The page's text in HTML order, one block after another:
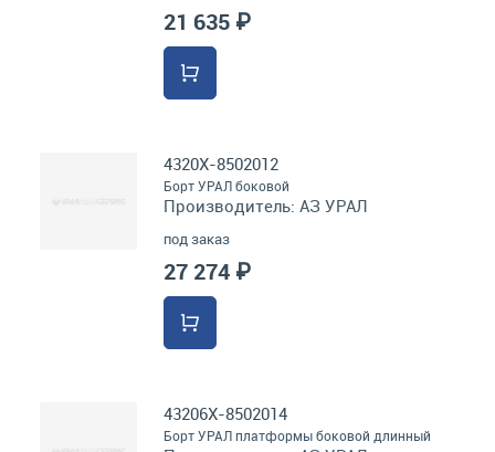
21 635 ₽
4320Х-8502012
Борт УРАЛ боковой
Производитель: АЗ УРАЛ
под заказ
27 274 ₽
43206Х-8502014
Борт УРАЛ платформы боковой длинный